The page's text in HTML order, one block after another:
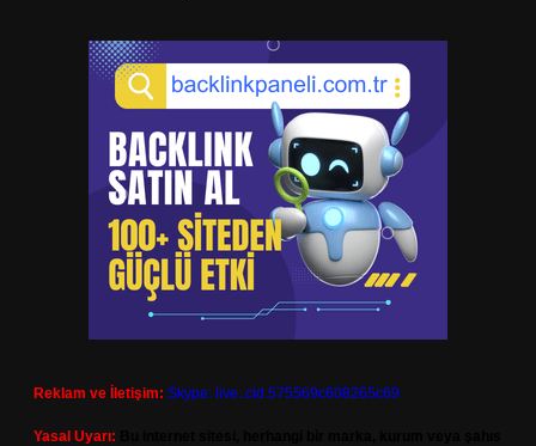
Reklam ve İletişim: Skype: live:.cid.575569c608265c69
Yasal Uyarı: